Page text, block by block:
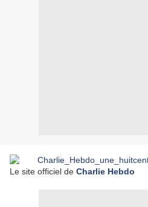
Le site officiel de Charlie Hebdo